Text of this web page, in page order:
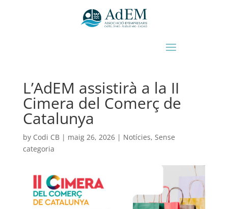
L’AdEM assistirà a la II
Cimera del Comerç de
Catalunya
by Codi CB| maig 26, 2026| Notícies, Sense
categoria